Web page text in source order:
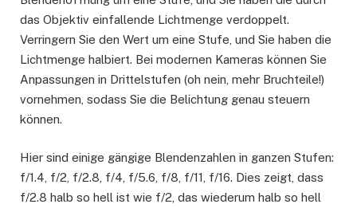
das Objektiv einfallende Lichtmenge verdoppelt.
Verringern Sie den Wert um eine Stufe, und Sie haben die
Lichtmenge halbiert. Bei modernen Kameras können Sie
Anpassungen in Drittelstufen (oh nein, mehr Bruchteile!)
vornehmen, sodass Sie die Belichtung genau steuern
können.
Hier sind einige gängige Blendenzahlen in ganzen Stufen:
f/1.4, f/2, f/2.8, f/4, f/5.6, f/8, f/11, f/16. Dies zeigt, dass
f/2.8 halb so hell ist wie f/2, das wiederum halb so hell